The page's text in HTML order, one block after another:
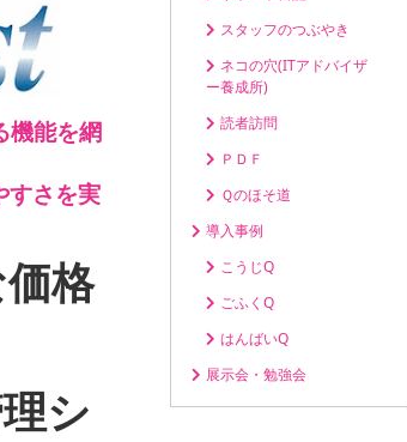
機能を網
すさを実
格
シ
スタッフのつぶやき
ネコの穴(ITアドバイザ
ー養成所)
読者訪問
ＰＤＦ
Ｑのほそ道
導入事例
こうじQ
ごふくQ
はんばいQ
展示会・勉強会